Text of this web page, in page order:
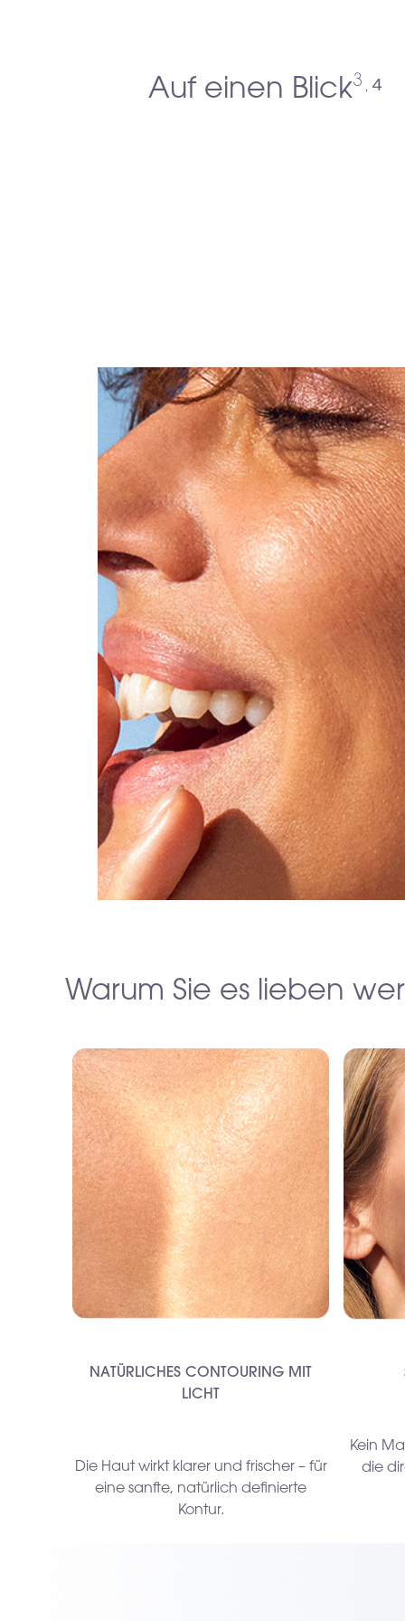
Auf einen Blick³·⁴
Warum Sie es lieben
NATÜRLICHES CONTOURING MIT
LICHT
Die Haut wirkt klarer und frischer – für
eine sanfte, natürlich definierte
Kontur.
Kein
die